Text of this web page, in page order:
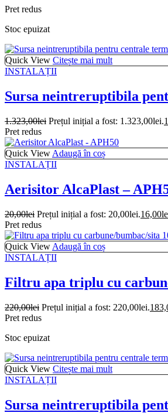
Pret redus
Stoc epuizat
Quick View Citește mai mult
INSTALAȚII
Sursa neintreruptibila
1.323,00lei Prețul inițial a fost: 1.323,00lei.
Pret redus
Quick View Adaugă în coș
INSTALAȚII
Aerisitor AlcaPlast –
20,00lei Prețul inițial a fost: 20,00lei.16,00
Pret redus
Quick View Adaugă în coș
INSTALAȚII
Filtru apa triplu cu
220,00lei Prețul inițial a fost: 220,00lei.
Pret redus
Stoc epuizat
Quick View Citește mai mult
INSTALAȚII
Sursa neintreruptibila